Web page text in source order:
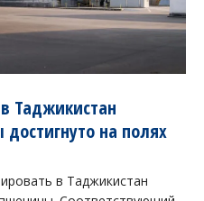
Таджикистан
на полях
в Таджикистан